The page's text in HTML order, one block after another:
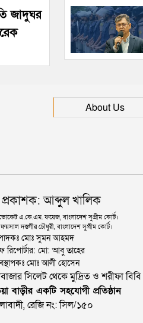
জাদুঘর
About Us
আব্দুল খালিক
এ.কে.এম. ফয়েজ, বাংলাদেশ সুপ্রীম কোর্ট।
দস্তগীর চৌধুরী, বাংলাদেশ সুপ্রীম কোর্ট।
মোঃ সুমন আহমদ
রিপোর্টার: মো: আবু তাহের
মোঃ আলী হোসেন
সিলেট থেকে মুদ্রিত ও শরীফা
বাড়ীর একটি সহযোগী প্রতিষ্ঠান
রেজি নং: সিল/১৫০